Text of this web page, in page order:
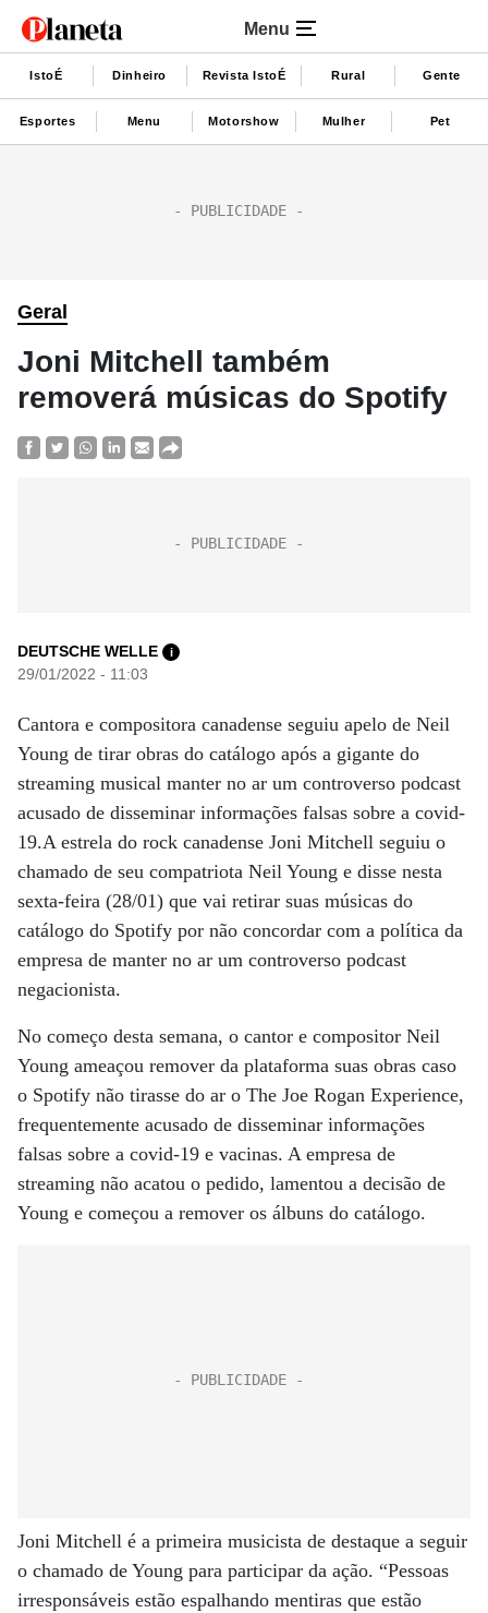
Menu
IstoÉ Dinheiro Revista IstoÉ Rural Gente
Esportes Menu Motorshow Mulher Pet
Geral
Joni Mitchell também
removerá músicas do Spotify
DEUTSCHE WELLE i
29/01/2022 - 11:03
Cantora e compositora canadense seguiu apelo de Neil
Young de tirar obras do catálogo após a gigante do
streaming musical manter no ar um controverso podcast
acusado de disseminar informações falsas sobre a covid-
19.A estrela do rock canadense Joni Mitchell seguiu o
chamado de seu compatriota Neil Young e disse nesta
sexta-feira (28/01) que vai retirar suas músicas do
catálogo do Spotify por não concordar com a política da
empresa de manter no ar um controverso podcast
negacionista.
No começo desta semana, o cantor e compositor Neil
Young ameaçou remover da plataforma suas obras caso
o Spotify não tirasse do ar o The Joe Rogan Experience,
frequentemente acusado de disseminar informações
falsas sobre a covid-19 e vacinas. A empresa de
streaming não acatou o pedido, lamentou a decisão de
Young e começou a remover os álbuns do catálogo.
Joni Mitchell é a primeira musicista de destaque a seguir
o chamado de Young para participar da ação. “Pessoas
irresponsáveis ​​estão espalhando mentiras que estão